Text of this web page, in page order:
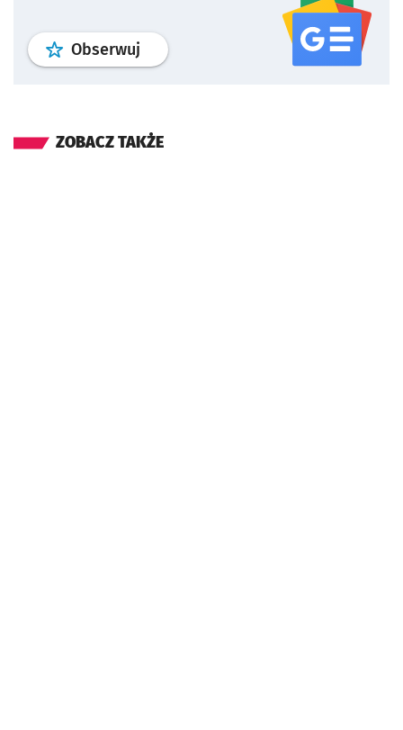
Obserwuj profil serwisu
ZOBACZ TAKŻE